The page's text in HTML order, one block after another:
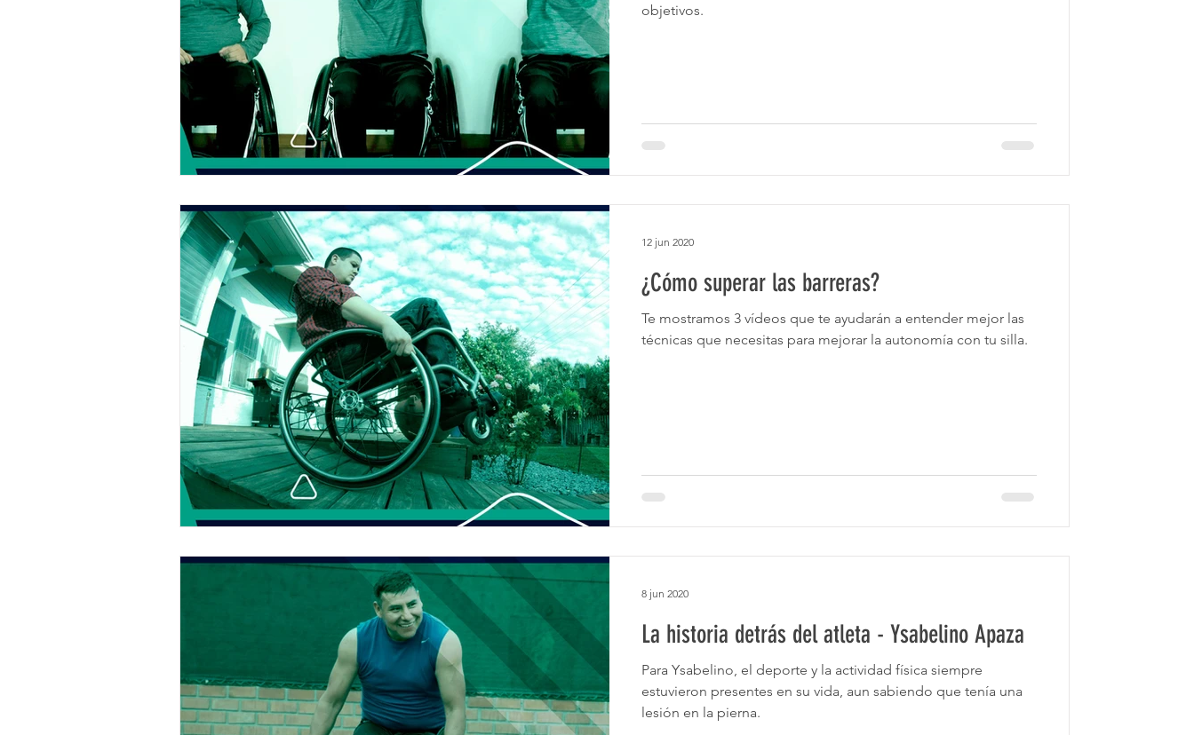
objetivos.
¿Cómo superar las barreras?
Te mostramos 3 vídeos que te ayudarán a entender mejor las
técnicas que necesitas para mejorar la autonomía con tu silla.
12 jun 2020
La historia detrás del atleta - Ysabelino Apaza
Para Ysabelino, el deporte y la actividad física siempre
estuvieron presentes en su vida, aun sabiendo que tenía una
lesión en la pierna.
8 jun 2020